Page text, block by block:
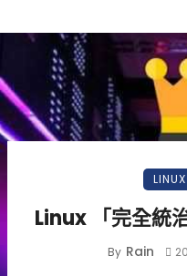
Linux 「完全統
By Rain